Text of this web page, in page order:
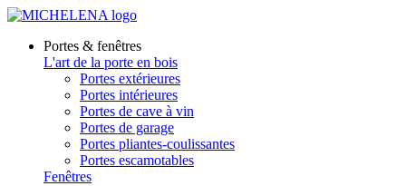
Portes & fenêtres
L'art de la porte en bois
Portes extérieures
Portes intérieures
Portes de cave à vin
Portes de garage
Portes pliantes-coulissantes
Portes escamotables
Fenêtres